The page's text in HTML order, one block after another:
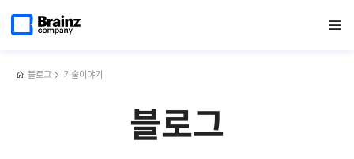
열기
페이지로
블로그 기술이야기
블로그